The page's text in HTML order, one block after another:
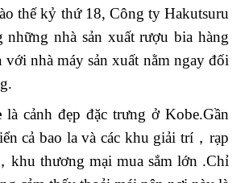
thế kỷ thứ 18, Công ty Hakutsuru
những nhà sản xuất rượu bia hàng
với nhà máy sản xuất nằm ngay đối
là cảnh đẹp đặc trưng ở Kobe.Gần
cả bao la và các khu giải trí，rạp
khu thương mại mua sắm lớn .Chỉ